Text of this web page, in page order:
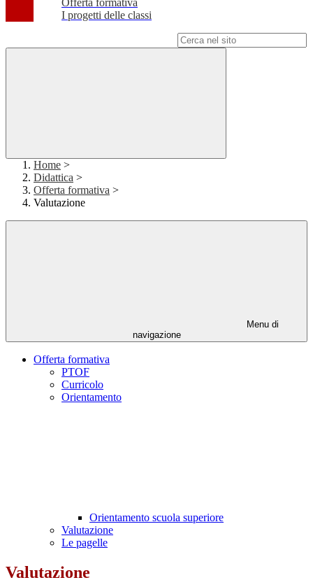
Offerta formativa
I progetti delle classi
Home >
Didattica >
Offerta formativa >
Valutazione
Menu di
navigazione
Offerta formativa
PTOF
Curricolo
Orientamento
Orientamento scuola superiore
Valutazione
Le pagelle
Valutazione